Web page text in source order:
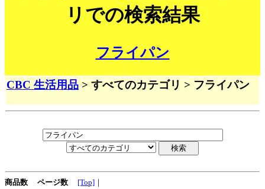
リでの検索結果
フライパン
CBC 生活用品 > すべてのカテゴリ > フライパン
商品数 ページ数 [Top] ｜